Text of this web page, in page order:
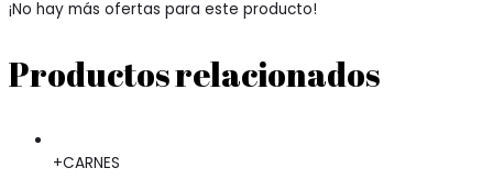
¡No hay más ofertas para este producto!
Productos relacionados
+CARNES